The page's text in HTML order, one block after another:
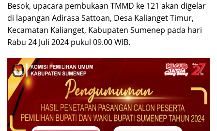
Besok, upacara pembukaan TMMD ke 121 akan digelar
di lapangan Adirasa Sattoan, Desa Kalianget Timur,
Kecamatan Kalianget, Kabupaten Sumenep pada hari
Rabu 24 Juli 2024 pukul 09.00 WIB.